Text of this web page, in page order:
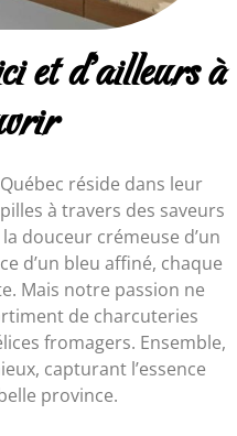
et d'ailleurs à
réside dans leur
à travers des saveurs
douceur crémeuse d’un
d’un bleu affiné, chaque
Mais notre passion ne
de charcuteries
fromagers. Ensemble,
capturant l’essence
province.